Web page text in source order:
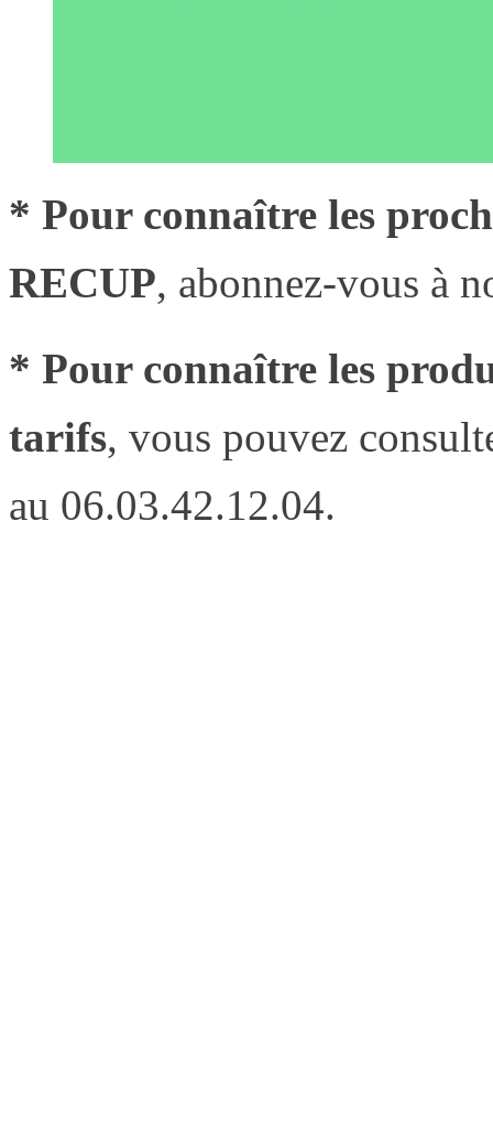
* Pour connaître les
RECUP, abonnez-vous à
* Pour connaître les
tarifs, vous pouvez
au 06.03.42.12.04.